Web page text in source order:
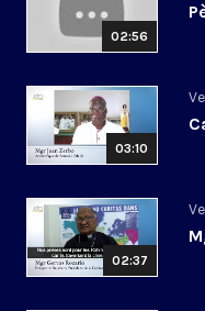
02:56
03:10
02:37